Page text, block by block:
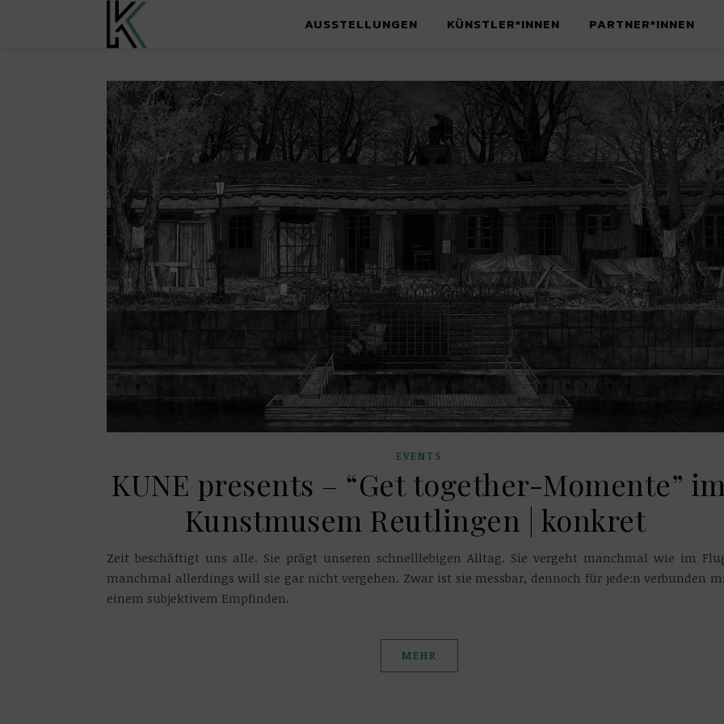
AUSSTELLUNGEN KÜNSTLER*INNEN PARTNER*INNEN
EVENTS
KUNE presents – “Get together-Momente” im
Kunstmusem Reutlingen | konkret
Zeit beschäftigt uns alle. Sie prägt unseren schnelllebigen Alltag. Sie vergeht manchmal wie im
manchmal allerdings will sie gar nicht vergehen. Zwar ist sie messbar, dennoch für jede:n verbunden
einem subjektivem Empfinden.
MEHR